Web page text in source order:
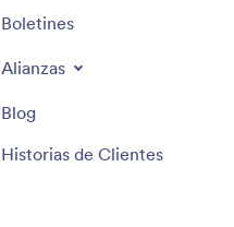
Boletines
Alianzas
Blog
Historias de Clientes